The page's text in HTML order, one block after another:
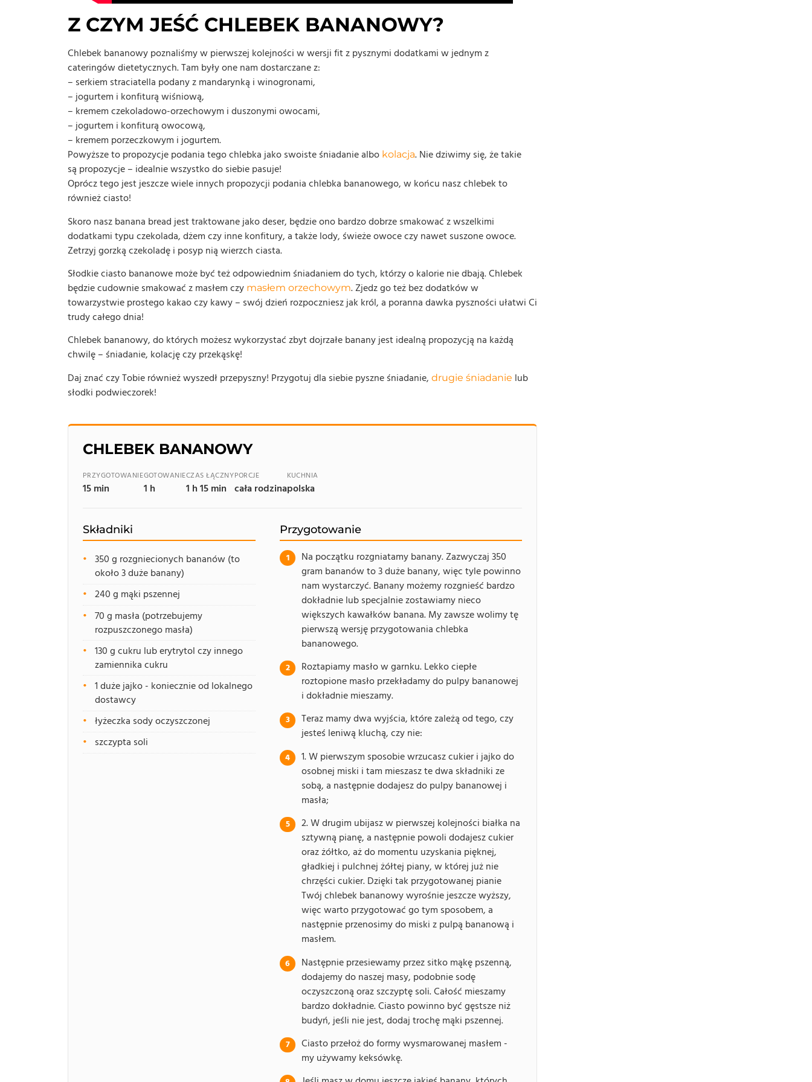
Z CZYM JEŚĆ CHLEBEK BANANOWY?
Chlebek bananowy poznaliśmy w pierwszej kolejności w wersji fit z pysznymi dodatkami w jednym z
cateringów dietetycznych. Tam były one nam dostarczane z:
– serkiem straciatella podany z mandarynką i winogronami,
– jogurtem i konfiturą wiśniową,
– kremem czekoladowo-orzechowym i duszonymi owocami,
– jogurtem i konfiturą owocową,
– kremem porzeczkowym i jogurtem.
Powyższe to propozycje podania tego chlebka jako swoiste śniadanie albo kolacja. Nie dziwimy się, że takie
są propozycje – idealnie wszystko do siebie pasuje!
Oprócz tego jest jeszcze wiele innych propozycji podania chlebka bananowego, w końcu nasz chlebek to
również ciasto!
Skoro nasz banana bread jest traktowane jako deser, będzie ono bardzo dobrze smakować z wszelkimi
dodatkami typu czekolada, dżem czy inne konfitury, a także lody, świeże owoce czy nawet suszone owoce.
Zetrzyj gorzką czekoladę i posyp nią wierzch ciasta.
Słodkie ciasto bananowe może być też odpowiednim śniadaniem do tych, którzy o kalorie nie dbają. Chlebek
będzie cudownie smakować z masłem czy masłem orzechowym. Zjedz go też bez dodatków w
towarzystwie prostego kakao czy kawy – swój dzień rozpoczniesz jak król, a poranna dawka pyszności ułatwi Ci
trudy całego dnia!
Chlebek bananowy, do których możesz wykorzystać zbyt dojrzałe banany jest idealną propozycją na każdą
chwilę – śniadanie, kolację czy przekąskę!
Daj znać czy Tobie również wyszedł przepyszny! Przygotuj dla siebie pyszne śniadanie, drugie śniadanie lub
słodki podwieczorek!
CHLEBEK BANANOWY
PRZYGOTOWANIE
15 min
GOTOWANIE
1 h
CZAS ŁĄCZNY
1 h 15 min
PORCJE
cała rodzina
KUCHNIA
polska
Składniki
350 g rozgniecionych bananów (to
około 3 duże banany)
240 g mąki pszennej
70 g masła (potrzebujemy
rozpuszczonego masła)
130 g cukru lub erytrytol czy innego
zamiennika cukru
1 duże jajko - koniecznie od lokalnego
dostawcy
łyżeczka sody oczyszczonej
szczypta soli
Przygotowanie
Na początku rozgniatamy banany. Zazwyczaj 350
gram bananów to 3 duże banany, więc tyle powinno
nam wystarczyć. Banany możemy rozgnieść bardzo
dokładnie lub specjalnie zostawiamy nieco
większych kawałków banana. My zawsze wolimy tę
pierwszą wersję przygotowania chlebka
bananowego.
Roztapiamy masło w garnku. Lekko ciepłe
roztopione masło przekładamy do pulpy bananowej
i dokładnie mieszamy.
Teraz mamy dwa wyjścia, które zależą od tego, czy
jesteś leniwą kluchą, czy nie:
1. W pierwszym sposobie wrzucasz cukier i jajko do
osobnej miski i tam mieszasz te dwa składniki ze
sobą, a następnie dodajesz do pulpy bananowej i
masła;
2. W drugim ubijasz w pierwszej kolejności białka na
sztywną pianę, a następnie powoli dodajesz cukier
oraz żółtko, aż do momentu uzyskania pięknej,
gładkiej i pulchnej żółtej piany, w której już nie
chrzęści cukier. Dzięki tak przygotowanej pianie
Twój chlebek bananowy wyrośnie jeszcze wyższy,
więc warto przygotować go tym sposobem, a
następnie przenosimy do miski z pulpą bananową i
masłem.
Następnie przesiewamy przez sitko mąkę pszenną,
dodajemy do naszej masy, podobnie sodę
oczyszczoną oraz szczyptę soli. Całość mieszamy
bardzo dokładnie. Ciasto powinno być gęstsze niż
budyń, jeśli nie jest, dodaj trochę mąki pszennej.
Ciasto przełoż do formy wysmarowanej masłem -
my używamy keksówkę.